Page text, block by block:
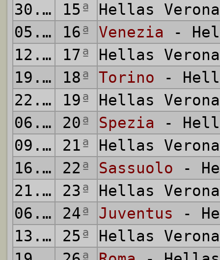
30.11.2021
15ª
Hellas
05.12.2021
16ª Venezia -
12.12.2021
17ª
Hellas
19.12.2021
18ª Torino -
22.12.2021
19ª
Hellas
06.01.2022
20ª Spezia -
09.01.2022
21ª
Hellas
16.01.2022
22ª Sassuolo -
21.01.2022
23ª
Hellas
06.02.2022
24ª Juventus -
13.02.2022
25ª
Hellas